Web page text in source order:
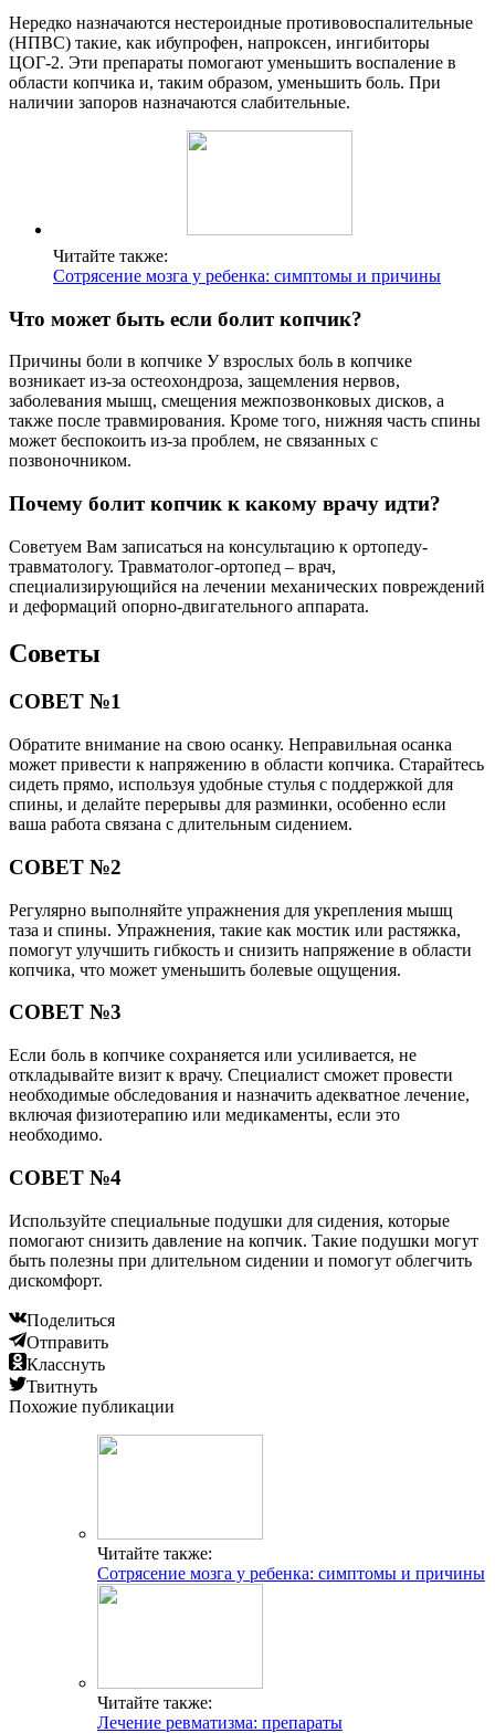
Нередко назначаются нестероидные противовоспалительные
(НПВС) такие, как ибупрофен, напроксен, ингибиторы
ЦОГ-2. Эти препараты помогают уменьшить воспаление в
области копчика и, таким образом, уменьшить боль. При
наличии запоров назначаются слабительные.
Читайте также:
Сотрясение мозга у ребенка: симптомы и причины
Что может быть если болит копчик?
Причины боли в копчике У взрослых боль в копчике
возникает из-за остеохондроза, защемления нервов,
заболевания мышц, смещения межпозвонковых дисков, а
также после травмирования. Кроме того, нижняя часть спины
может беспокоить из-за проблем, не связанных с
позвоночником.
Почему болит копчик к какому врачу идти?
Советуем Вам записаться на консультацию к ортопеду-
травматологу. Травматолог-ортопед – врач,
специализирующийся на лечении механических повреждений
и деформаций опорно-двигательного аппарата.
Советы
СОВЕТ №1
Обратите внимание на свою осанку. Неправильная осанка
может привести к напряжению в области копчика. Старайтесь
сидеть прямо, используя удобные стулья с поддержкой для
спины, и делайте перерывы для разминки, особенно если
ваша работа связана с длительным сидением.
СОВЕТ №2
Регулярно выполняйте упражнения для укрепления мышц
таза и спины. Упражнения, такие как мостик или растяжка,
помогут улучшить гибкость и снизить напряжение в области
копчика, что может уменьшить болевые ощущения.
СОВЕТ №3
Если боль в копчике сохраняется или усиливается, не
откладывайте визит к врачу. Специалист сможет провести
необходимые обследования и назначить адекватное лечение,
включая физиотерапию или медикаменты, если это
необходимо.
СОВЕТ №4
Используйте специальные подушки для сидения, которые
помогают снизить давление на копчик. Такие подушки могут
быть полезны при длительном сидении и помогут облегчить
дискомфорт.
Поделиться
Отправить
Класснуть
Твитнуть
Похожие публикации
Читайте также:
Сотрясение мозга у ребенка: симптомы и причины
Читайте также:
Лечение ревматизма: препараты